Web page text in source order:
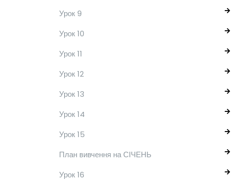
Урок 9
Урок 10
Урок 11
Урок 12
Урок 13
Урок 14
Урок 15
План вивчення на СІЧЕНЬ
Урок 16